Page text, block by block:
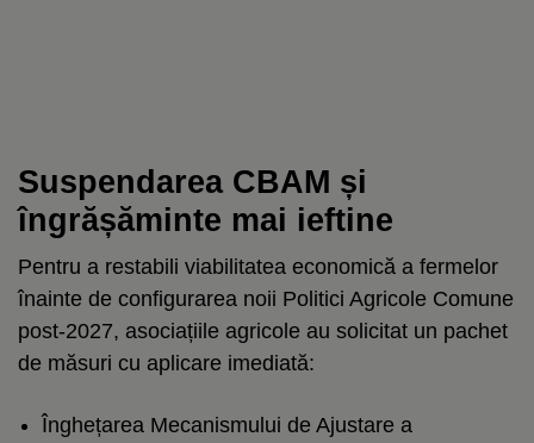
Suspendarea CBAM și
îngrășăminte mai ieftine
Pentru a restabili viabilitatea economică a fermelor
înainte de configurarea noii Politici Agricole Comune
post-2027, asociațiile agricole au solicitat un pachet
de măsuri cu aplicare imediată:
Înghețarea Mecanismului de Ajustare a